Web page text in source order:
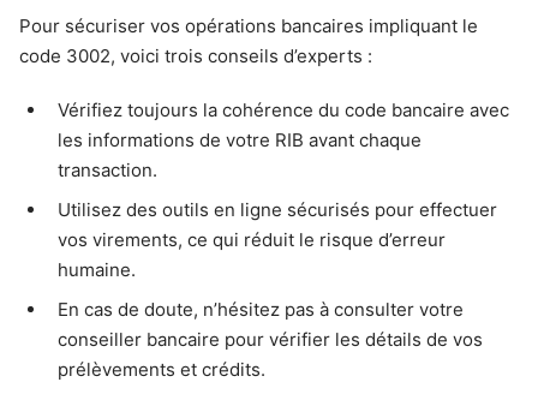
Pour sécuriser vos opérations bancaires impliquant le
code 3002, voici trois conseils d’experts :
Vérifiez toujours la cohérence du code bancaire avec
les informations de votre RIB avant chaque
transaction.
Utilisez des outils en ligne sécurisés pour effectuer
vos virements, ce qui réduit le risque d’erreur
humaine.
En cas de doute, n’hésitez pas à consulter votre
conseiller bancaire pour vérifier les détails de vos
prélèvements et crédits.